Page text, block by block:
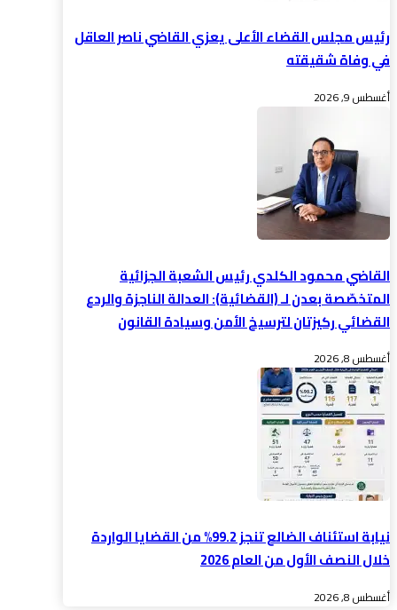
رئيس مجلس القضاء الأعلى يعزي القاضي ناصر العاقل
في وفاة شقيقته
أغسطس 9, 2026
القاضي محمود الكلدي رئيس الشعبة الجزائية
المتخصّصة بعدن لـ (القضائية): العدالة الناجزة والردع
القضائي ركيزتان لترسيخ الأمن وسيادة القانون
أغسطس 8, 2026
نيابة استئناف الضالع تنجز 99.2% من القضايا الواردة
خلال النصف الأول من العام 2026
أغسطس 8, 2026